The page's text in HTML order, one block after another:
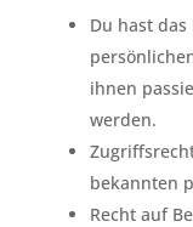
Du hast
ihnen
werden.
bekannten
Recht auf